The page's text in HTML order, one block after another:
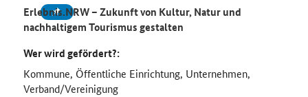
Erlebnis.NRW –Zukunft von Kultur, Natur und
nachhaltigem Tourismus gestalten
Wer wird gefördert?:
Kommune, Öffentliche Einrichtung, Unternehmen,
Verband/Vereinigung